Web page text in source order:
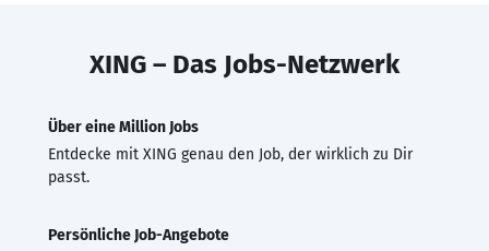
XING – Das Jobs-Netzwerk
Über eine Million Jobs
Entdecke mit XING genau den Job, der wirklich zu Dir
passt.
Persönliche Job-Angebote